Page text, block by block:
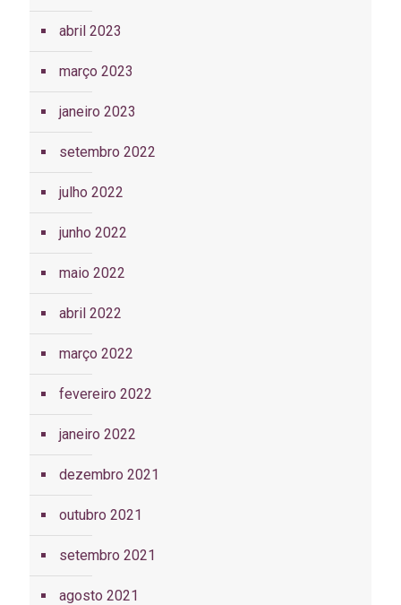
abril 2023
março 2023
janeiro 2023
setembro 2022
julho 2022
junho 2022
maio 2022
abril 2022
março 2022
fevereiro 2022
janeiro 2022
dezembro 2021
outubro 2021
setembro 2021
agosto 2021